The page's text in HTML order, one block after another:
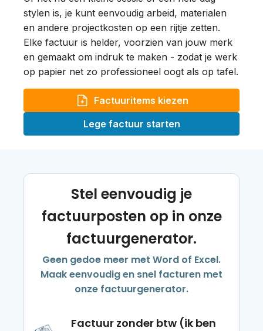
stylen is, je kunt eenvoudig arbeid, materialen
en andere projectkosten op een rijtje zetten.
Elke factuur is helder, voorzien van jouw merk
en gemaakt om indruk te maken - zodat je werk
op papier net zo professioneel oogt als op tafel.
Factuuritems kiezen
Lege factuur starten
Stel eenvoudig je
factuurposten op in onze
factuurgenerator.
Geen gedoe meer met Word of Excel.
Maak eenvoudig en snel facturen met
onze factuurgenerator.
Factuur zonder btw (ik ben